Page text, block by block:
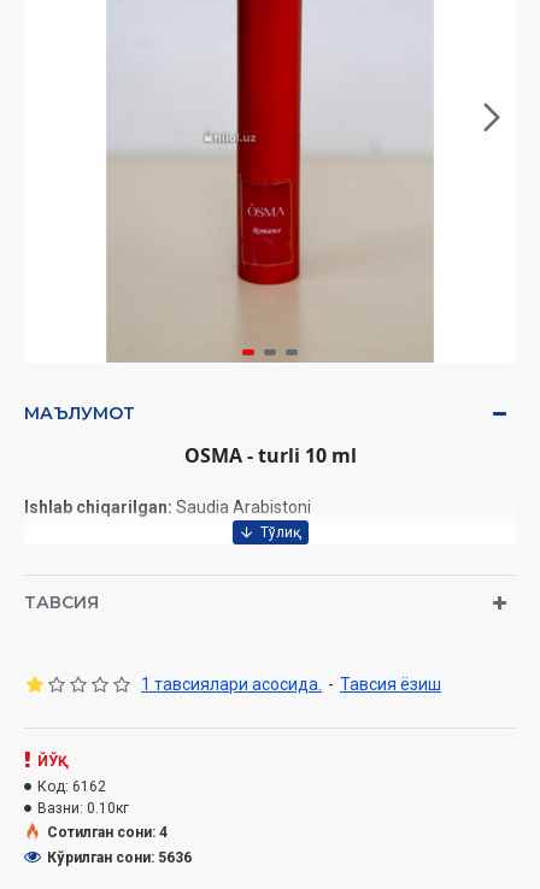
МАЪЛУМОТ
OSMA - turli 10 ml
Ishlab chiqarilgan: Saudia Arabistoni
ТАВСИЯ
1 тавсиялари асосида. - Тавсия ёзиш
ЙЎҚ
Код: 6162
Вазни: 0.10кг
Сотилган сони: 4
Кўрилган сони: 5636